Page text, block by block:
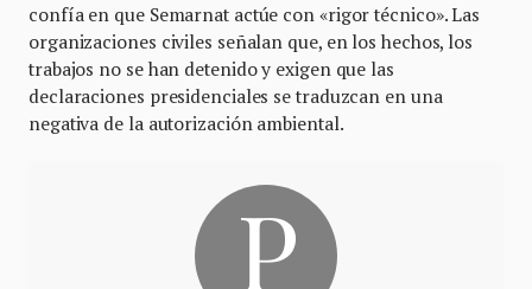
confía en que Semarnat actúe con «rigor técnico». Las
organizaciones civiles señalan que, en los hechos, los
trabajos no se han detenido y exigen que las
declaraciones presidenciales se traduzcan en una
negativa de la autorización ambiental.